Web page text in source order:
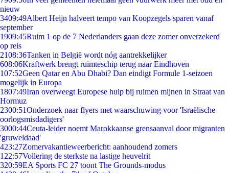
nieuw
3409:49Albert Heijn halveert tempo van Koopzegels sparen vanaf
september
1909:45Ruim 1 op de 7 Nederlanders gaan deze zomer onverzekerd
op reis
2108:36Tanken in België wordt nóg aantrekkelijker
608:06Kraftwerk brengt ruimteschip terug naar Eindhoven
107:52Geen Qatar en Abu Dhabi? Dan eindigt Formule 1-seizoen
mogelijk in Europa
1807:49Iran overweegt Europese hulp bij ruimen mijnen in Straat van
Hormuz
2300:51Onderzoek naar flyers met waarschuwing voor 'Israëlische
oorlogsmisdadigers'
3000:44Ceuta-leider noemt Marokkaanse grensaanval door migranten
'gruweldaad'
423:27Zomervakantieweerbericht: aanhoudend zomers
1 22:57Vollering de sterkste na lastige heuvelrit
320:59EA Sports FC 27 toont The Grounds-modus